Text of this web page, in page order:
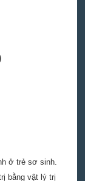
ở trẻ sơ sinh.
bằng vật lý trị